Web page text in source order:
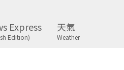
Express
Edition)
天氣
Weather